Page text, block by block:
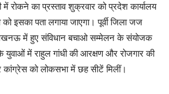
में रोकने का प्रस्ताव शुक्रवार को प्रदेश कार्यालय
इसका पता लगाया जाएगा। पूर्वी जिला जज
में हुए संविधान बचाओ सम्मेलन के संयोजक
में राहुल गांधी की आरक्षण और रोजगार की
कांग्रेस को लोकसभा में छह सीटें मिलीं।